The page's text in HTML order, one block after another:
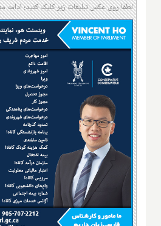
لطفا روی عکس تبلیغات زیر کلیک کنید؛ ادامه